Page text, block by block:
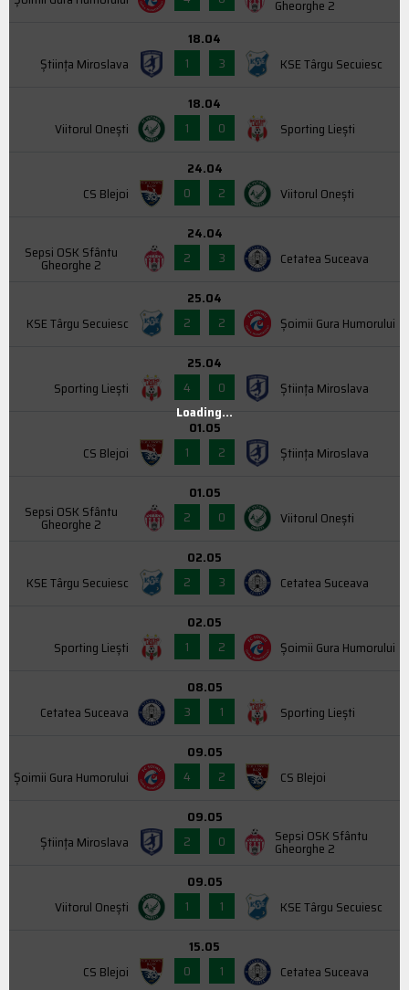
Gheorghe 2
Știința Miroslava
18.04
1
3 KSE Târgu Secuiesc
Viitorul Onești
18.04
1
0 Sporting Liești
CS Blejoi
24.04
0
2 Viitorul Onești
Sepsi OSK Sfântu
Gheorghe 2
24.04
2
3 Cetatea Suceava
KSE Târgu Secuiesc
25.04
2
2 Şoimii Gura Humorului
Sporting Liești
25.04
4
0 Știința Miroslava
CS Blejoi
01.05
1
2 Știința Miroslava
Sepsi OSK Sfântu
Gheorghe 2
01.05
2
0 Viitorul Onești
KSE Târgu Secuiesc
02.05
2
3 Cetatea Suceava
Sporting Liești
02.05
1
2 Şoimii Gura Humorului
Cetatea Suceava
08.05
3
1 Sporting Liești
Şoimii Gura Humorului
09.05
4
2 CS Blejoi
Știința Miroslava
09.05
2
0 Sepsi OSK Sfântu
Gheorghe 2
Viitorul Onești
09.05
1
1 KSE Târgu Secuiesc
CS Blejoi
15.05
0
1 Cetatea Suceava
Loading...